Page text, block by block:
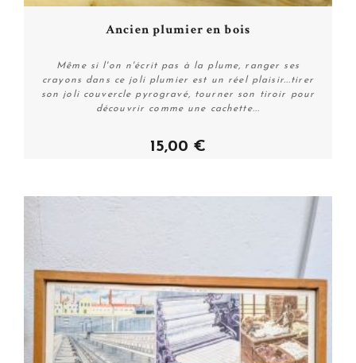
Personnaliser
Ancien plumier en bois
Même si l'on n'écrit pas à la plume, ranger ses
crayons dans ce joli plumier est un réel plaisir...tirer
son joli couvercle pyrogravé, tourner son tiroir pour
découvrir comme une cachette...
15,00 €